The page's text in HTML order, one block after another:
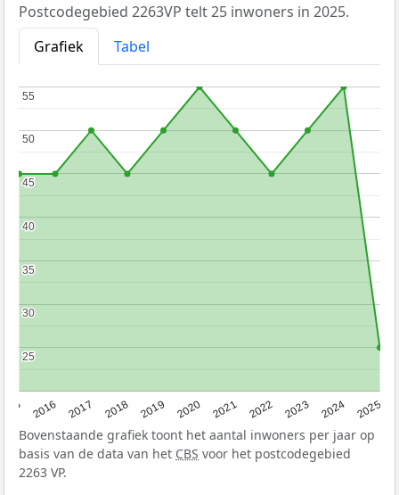
Postcodegebied 2263VP telt 25 inwoners in 2025.
Grafiek
Tabel
2016 2017 2018 2019 2020 2021 2022 2023 2024 2025
25
25
30
30
35
35
40
40
45
45
50
50
55
55
Bovenstaande grafiek toont het aantal inwoners per jaar op
basis van de data van het CBS voor het postcodegebied
2263 VP.